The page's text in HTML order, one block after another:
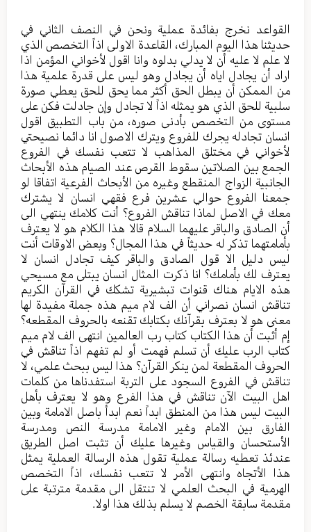
القواعد نخرج بفائدة عملية ونحن في النصف الثاني في
حديثنا هذا اليوم المبارك، القاعدة الاولى اذاً التخصص الذي
لا علم لا عليه أن لا يدلي بدلوه وانا اقول لأخواني المؤمن اذا
اراد أن يجادل اياه أن يجادل وهو ليس على قدرة علمية هذا
من الممكن أن يبطل الحق أكثر مما يحق للحق يعطي صورة
سلبية للحق الذي هو يمثله اذاً لا تجادل وإن جادلت فكن على
مستوى من التخصص بأدنى صوره، من باب التطبيق اقول
انسان تجادله يجرك للفروع ويترك الاصول انا دائما نصيحتي
لأخواني في مختلق المذاهب لا تتعب نفسك في الفروع
الجمع بين الصلاتين سقوط القرص عند الصيام هذه الأبحاث
الجانبية الزواج المنقطع وغيره من الأبحاث الفرعية اتفاقا لو
جمعنا الفروع حوالي عشرين فرع فقهي انسان لا يشترك
معك في الاصل لماذا تناقش الفروع؟ أنت كلامك ينتهي الى
أن الصادق والباقر عليهما السلام قالا هذا الكلام هو لا يعترف
بأمامتهما تذكر له حديثاً في هذا المجال؟ وبعض الاوقات أنت
ليس دليل الا قول الصادق والباقر كيف تجادل انسان لا
يعترف لك بأمامك؟ انا ذكرت المثال انسان يبتلى مع مسيحي
هذه الايام هناك قنوات تبشيرية تشكك في القرآن الكريم
تناقش انسان نصراني أن الف لام ميم هذه جملة مفيدة لها
معنى هو لا بعترف بقرآنك بكتابك تقنعه بالحروف المقطعه؟
إم أثبت أن هذا الكتاب كتاب رب العالمين انتهى الف لام ميم
كتاب الرب عليك أن تسلم فهمت أو لم تفهم اذاً تناقش في
الحروف المقطعة لمن ينكر القرآن؟ هذا ليس ببحث علمي، لا
تناقش في الفروع السجود على التربة استفدناها من كلمات
اهل البيت الآن تناقش في هذا الفرع وهو لا يعترف بأهل
البيت ليس هذا من المنطق ابداً نعم ابدأ باصل الامامة وبين
الفارق بين الامام وغير الامامة مدرسة النص ومدرسة
الأستحسان والقياس وغيرها عليك أن تثبت اصل الطريق
عندئذ تعطيه رسالة عملية تقول هذه الرسالة العملية يمثل
هذا الأتجاه وانتهى الأمر لا تتعب نفسك، اذاً التخصص
الهرمية في البحث العلمي لا تنتقل الى مقدمة مترتبة على
مقدمة سابقة الخصم لا يسلم بذلك هذا اولا.